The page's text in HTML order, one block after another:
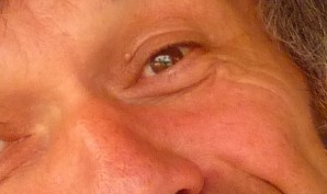
gestalt